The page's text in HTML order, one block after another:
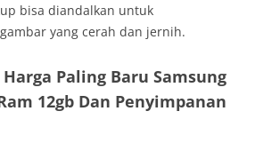
bisa diandalkan untuk
yang cerah dan jernih.
Paling Baru Samsung
12gb Dan Penyimpanan